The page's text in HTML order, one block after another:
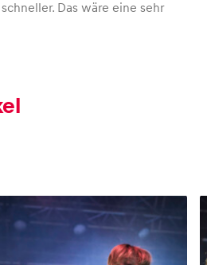
Das wäre eine sehr